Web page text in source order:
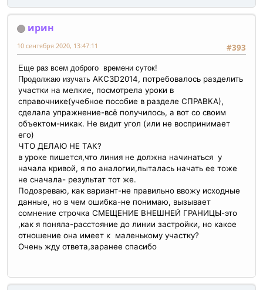
ирин
#393
10 сентября 2020, 13:47:11
Еще раз всем доброго времени суток!
Продолжаю изучать AKC3D2014, потребовалось разделить
участки на мелкие, посмотрела уроки в
справочнике(учебное пособие в разделе СПРАВКА),
сделала упражнение-всё получилось, а вот со своим
объектом-никак. Не видит угол (или не воспринимает
его)
ЧТО ДЕЛАЮ НЕ ТАК?
в уроке пишется,что линия не должна начинаться у
начала кривой, я по аналогии,пыталась начать ее тоже
не сначала- результат тот же.
Подозреваю, как вариант-не правильно ввожу исходные
данные, но в чем ошибка-не понимаю, вызывает
сомнение строчка СМЕЩЕНИЕ ВНЕШНЕЙ ГРАНИЦЫ-это
,как я поняла-расстояние до линии застройки, но какое
отношение она имеет к маленькому участку?
Очень жду ответа,заранее спасибо